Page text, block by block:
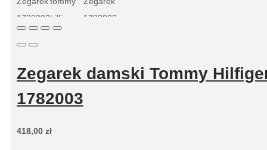
Zegarek damski Tommy
1782003
418,00 zł